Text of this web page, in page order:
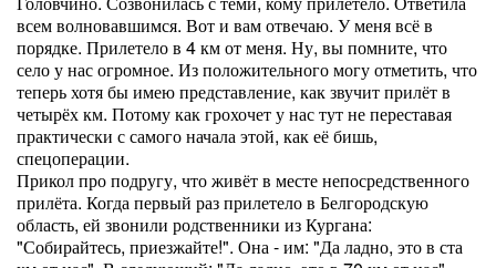
всем волновавшимся. Вот и вам отвечаю. У меня всё в
порядке. Прилетело в 4 км от меня. Ну, вы помните, что
село у нас огромное. Из положительного могу отметить, что
теперь хотя бы имею представление, как звучит прилёт в
четырёх км. Потому как грохочет у нас тут не переставая
практически с самого начала этой, как её бишь,
спецоперации.
Прикол про подругу, что живёт в месте непосредственного
прилёта. Когда первый раз прилетело в Белгородскую
область, ей звонили родственники из Кургана:
"Собирайтесь, приезжайте!". Она - им: "Да ладно, это в ста